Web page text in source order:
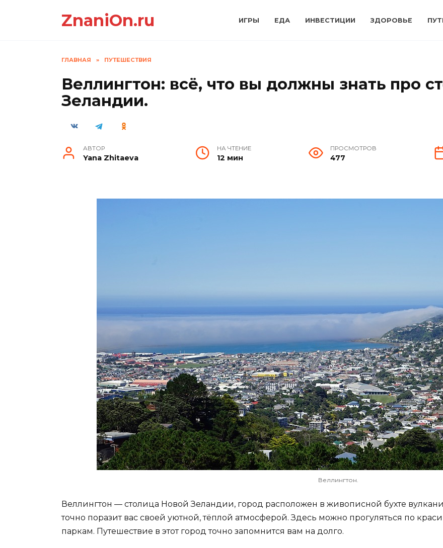
ZnaniOn.ru ИГРЫ ЕДА ИНВЕСТИЦИИ ЗДОРОВЬЕ
ГЛАВНАЯ » ПУТЕШЕСТВИЯ
Веллингтон: всё, что вы должны знать про
Зеландии.
АВТОР
Yana Zhitaeva
НА ЧТЕНИЕ
12 мин
ПРОСМОТРОВ
477
Веллингтон.
Веллингтон — столица Новой Зеландии, город расположен в живописной бухте
точно поразит вас своей уютной, тёплой атмосферой. Здесь можно прогуляться по
паркам. Путешествие в этот город точно запомнится вам на долго.